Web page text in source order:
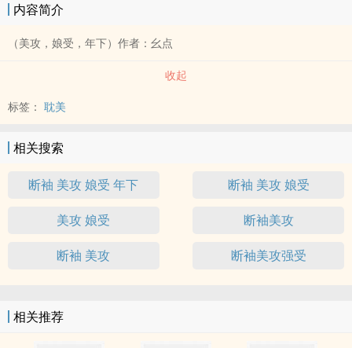
内容简介
（美攻，娘受，年下）作者：幺点
收起
标签： 耽美
相关搜索
断袖 美攻 娘受 年下 断袖 美攻 娘受
美攻 娘受 断袖美攻
断袖 美攻 断袖美攻强受
相关推荐